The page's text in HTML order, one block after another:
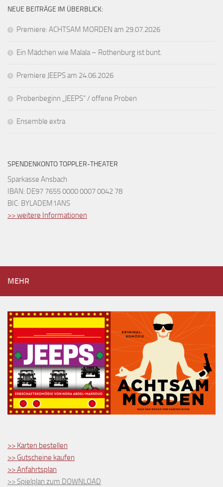
NEUE BEITRÄGE IM ÜBERBLICK:
Premiere: ACHTSAM MORDEN am 29.07.2026
Ein Mädchen wie Malala – Rothenburg ist bunt.
Premiere JEEPS am 24.06.2026
Probenbeginn „JEEPS“ / offene Proben
Ensemble extra
SPENDENKONTO TOPPLER-THEATER
Sparkasse Ansbach
IBAN: DE97 7655 0000 0007 0042 78
BIC: BYLADEM1ANS
>> weitere Informationen
MEHR
>> Karten bestellen
>> Gutscheine kaufen
>> Anfahrtsplan
>> Spielplan zum DOWNLOAD